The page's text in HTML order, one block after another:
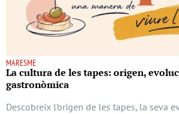
MARESME
La cultura de les tapes: origen,
gastronòmica
Descobreix l’origen de les tapes, la seva